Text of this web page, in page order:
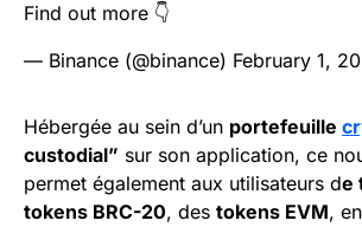
Find out more 👇
— Binance (@binance) February 1,
Hébergée au sein d’un portefeuille
custodial” sur son application, ce
permet également aux utilisateurs de
tokens BRC-20, des tokens EVM,